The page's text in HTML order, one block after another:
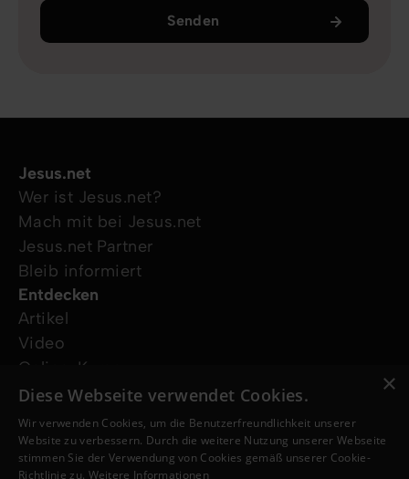
Senden
Jesus.net
Wer ist Jesus.net?
Mach mit bei Jesus.net
Jesus.net Partner
Bleib informiert
Entdecken
Artikel
Video
Online-Kurse
Unsere Projekte
Ich wünsche mir Gebet
Ich habe eine Frage
Folge uns
×
Diese Webseite verwendet Cookies.
Wir verwenden Cookies, um die Benutzerfreundlichkeit unserer
Website zu verbessern. Durch die weitere Nutzung unserer Webseite
stimmen Sie der Verwendung von Cookies gemäß unserer Cookie-
Richtlinie zu. Weitere Informationen